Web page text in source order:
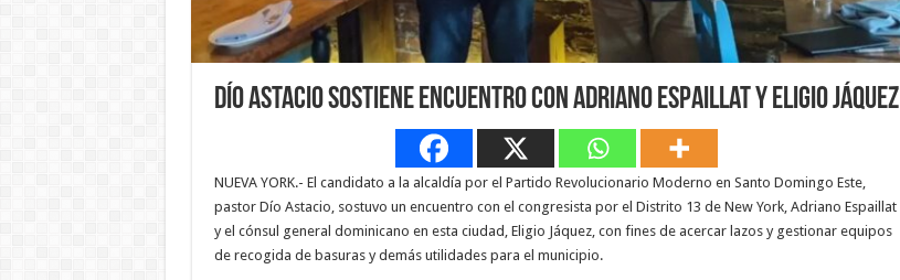
Dío Astacio sostiene encuentro con Adriano Espaillat y Eligio Jáquez
NUEVA YORK.- El candidato a la alcaldía por el Partido Revolucionario Moderno en Santo Domingo Este,
pastor Dío Astacio, sostuvo un encuentro con el congresista por el Distrito 13 de New York, Adriano Espaillat
y el cónsul general dominicano en esta ciudad, Eligio Jáquez, con fines de acercar lazos y gestionar equipos
de recogida de basuras y demás utilidades para el municipio.